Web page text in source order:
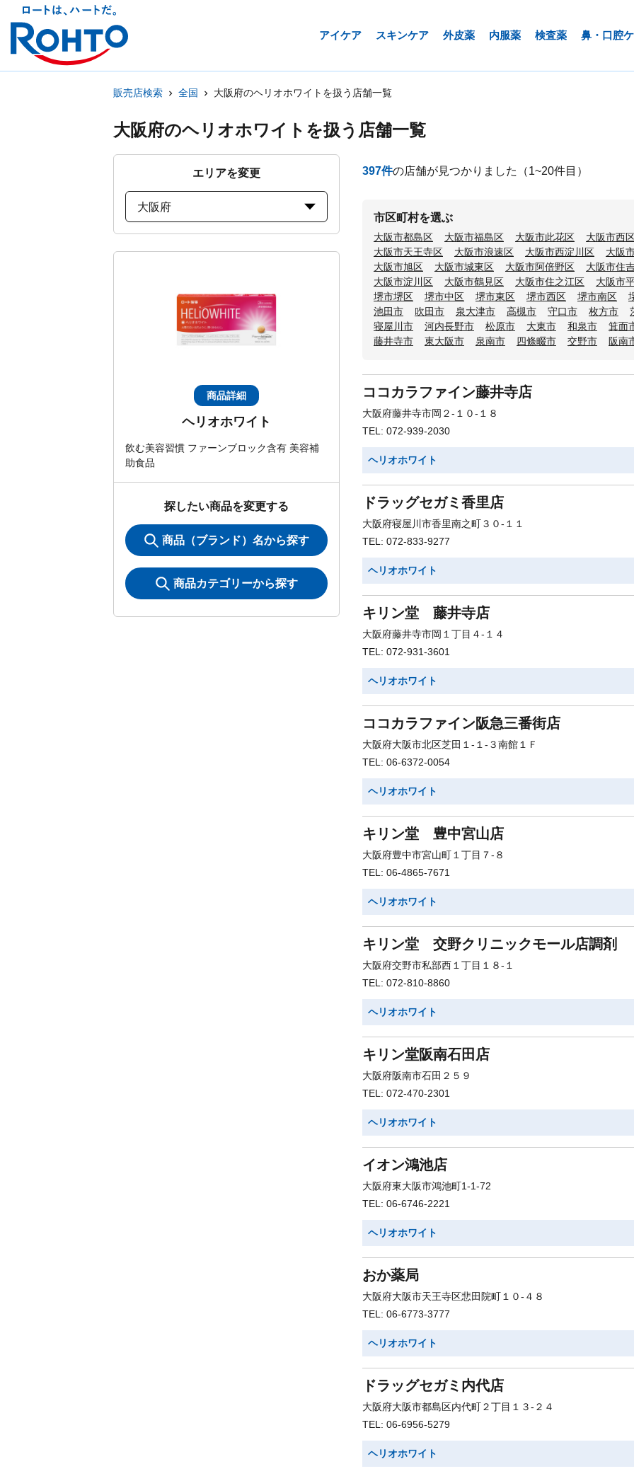
アイケア スキンケア 外皮薬 内服薬 検査薬 鼻・口腔
販売店検索 全国 大阪府のヘリオホワイトを扱う店舗一覧
大阪府のヘリオホワイトを扱う店舗一覧
エリアを変更
大阪府
商品詳細
ヘリオホワイト
飲む美容習慣 ファーンブロック含有 美容補
助食品
探したい商品を変更する
商品（ブランド）名から探す
商品カテゴリーから探す
397件の店舗が見つかりました （1~20件目）
市区町村を選ぶ
大阪市都島区 大阪市福島区 大阪市此花区
大阪市西
大阪市天王寺区
大阪市浪速区 大阪市西淀川区
大阪
大阪市旭区
大阪市城東区 大阪市阿倍野区
大阪市住
大阪市淀川区
大阪市鶴見区 大阪市住之江区
大阪市
堺市堺区
堺市中区 堺市東区 堺市西区 堺市南区
池田市
吹田市 泉大津市 高槻市 守口市 枚方市
寝屋川市
河内長野市 松原市 大東市 和泉市
箕面
藤井寺市
東大阪市 泉南市 四條畷市 交野市 阪南
ココカラファイン藤井寺店
大阪府藤井寺市岡２-１０-１８
TEL: 072-939-2030
ヘリオホワイト
ドラッグセガミ香里店
大阪府寝屋川市香里南之町３０-１１
TEL: 072-833-9277
ヘリオホワイト
キリン堂 藤井寺店
大阪府藤井寺市岡１丁目４-１４
TEL: 072-931-3601
ヘリオホワイト
ココカラファイン阪急三番街店
大阪府大阪市北区芝田１-１-３南館１Ｆ
TEL: 06-6372-0054
ヘリオホワイト
キリン堂 豊中宮山店
大阪府豊中市宮山町１丁目７-８
TEL: 06-4865-7671
ヘリオホワイト
キリン堂 交野クリニックモール店調剤
大阪府交野市私部西１丁目１８-１
TEL: 072-810-8860
ヘリオホワイト
キリン堂阪南石田店
大阪府阪南市石田２５９
TEL: 072-470-2301
ヘリオホワイト
イオン鴻池店
大阪府東大阪市鴻池町1-1-72
TEL: 06-6746-2221
ヘリオホワイト
おか薬局
大阪府大阪市天王寺区悲田院町１０-４８
TEL: 06-6773-3777
ヘリオホワイト
ドラッグセガミ内代店
大阪府大阪市都島区内代町２丁目１３-２４
TEL: 06-6956-5279
ヘリオホワイト